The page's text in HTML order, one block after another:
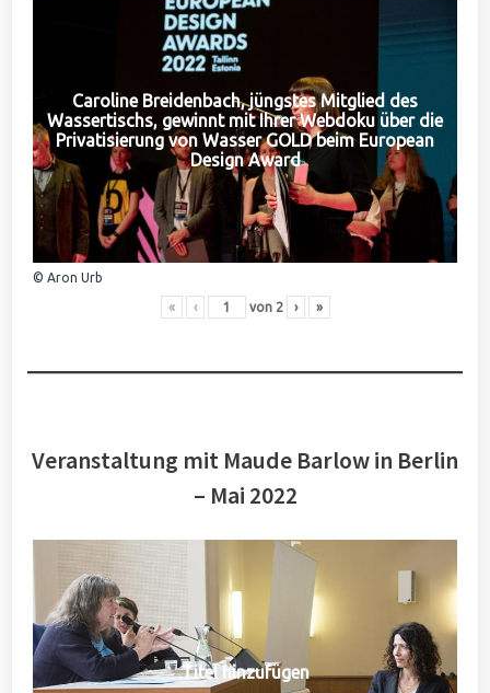
Caroline Breidenbach, jüngstes Mitglied des
Wassertischs, gewinnt mit Ihrer Webdoku über die
Privatisierung von Wasser GOLD beim European
Design Award
© Aron Urb
« ‹ von 2 › »
Veranstaltung mit Maude Barlow in Berlin
– Mai 2022
Titel hinzufügen